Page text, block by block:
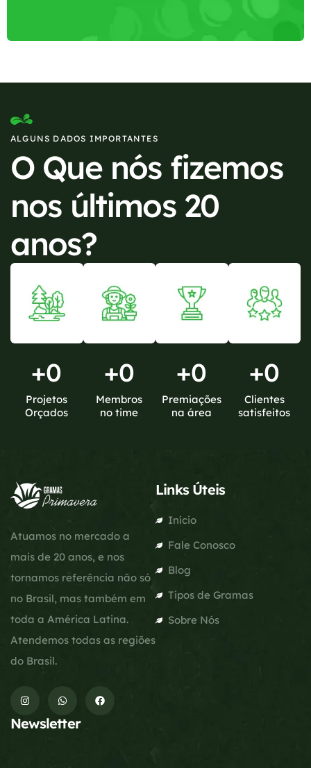
ALGUNS DADOS IMPORTANTES
O Que nós fizemos
nos últimos 20
anos?
+0
Projetos
Orçados
+0
Membros
no time
+0
Premiações
na área
+0
Clientes
satisfeitos
Atuamos no mercado a
mais de 20 anos, e nos
tornamos referência não só
no Brasil, mas também em
toda a América Latina.
Atendemos todas as regiões
do Brasil.
Links Úteis
Início
Fale Conosco
Blog
Tipos de Gramas
Sobre Nós
Newsletter